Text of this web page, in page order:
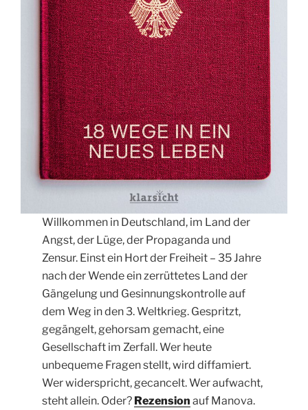
Willkommen in Deutschland, im Land der
Angst, der Lüge, der Propaganda und
Zensur. Einst ein Hort der Freiheit – 35 Jahre
nach der Wende ein zerrüttetes Land der
Gängelung und Gesinnungskontrolle auf
dem Weg in den 3. Weltkrieg. Gespritzt,
gegängelt, gehorsam gemacht, eine
Gesellschaft im Zerfall. Wer heute
unbequeme Fragen stellt, wird diffamiert.
Wer widerspricht, gecancelt. Wer aufwacht,
steht allein. Oder? Rezension auf Manova.